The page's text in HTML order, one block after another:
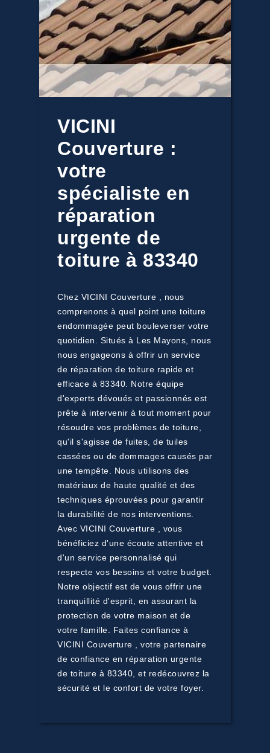
VICINI
Couverture :
votre
spécialiste en
réparation
urgente de
toiture à 83340
Chez VICINI Couverture , nous
comprenons à quel point une toiture
endommagée peut bouleverser votre
quotidien. Situés à Les Mayons, nous
nous engageons à offrir un service
de réparation de toiture rapide et
efficace à 83340. Notre équipe
d'experts dévoués et passionnés est
prête à intervenir à tout moment pour
résoudre vos problèmes de toiture,
qu'il s'agisse de fuites, de tuiles
cassées ou de dommages causés par
une tempête. Nous utilisons des
matériaux de haute qualité et des
techniques éprouvées pour garantir
la durabilité de nos interventions.
Avec VICINI Couverture , vous
bénéficiez d'une écoute attentive et
d'un service personnalisé qui
respecte vos besoins et votre budget.
Notre objectif est de vous offrir une
tranquillité d'esprit, en assurant la
protection de votre maison et de
votre famille. Faites confiance à
VICINI Couverture , votre partenaire
de confiance en réparation urgente
de toiture à 83340, et redécouvrez la
sécurité et le confort de votre foyer.